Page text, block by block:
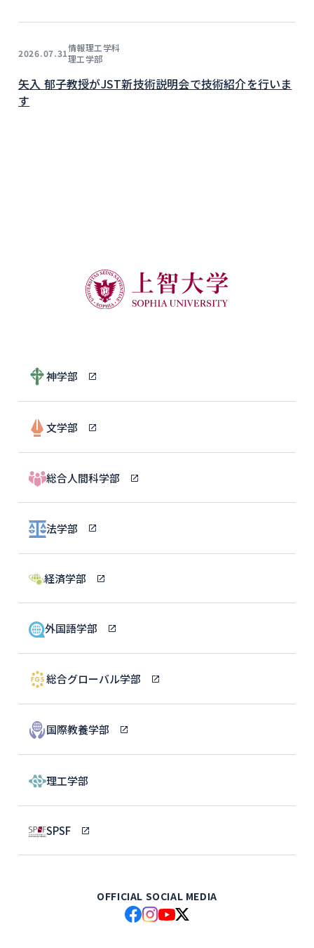
2026.07.31情報理工学科
理工学部
矢入 郁子教授がJST新技術説明会で技術紹介を行いま
す
神学部
文学部
総合人間科学部
法学部
経済学部
外国語学部
総合グローバル学部
国際教養学部
理工学部
SPSF
OFFICIAL SOCIAL MEDIA